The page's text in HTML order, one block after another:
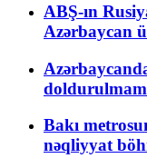
ABŞ-ın
Azərbaycan
Bakı
nəqliyyat